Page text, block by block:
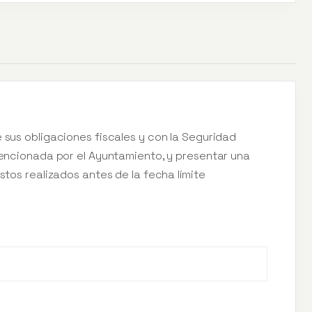
obligaciones fiscales y con la Seguridad
por el Ayuntamiento, y presentar una
realizados antes de la fecha límite